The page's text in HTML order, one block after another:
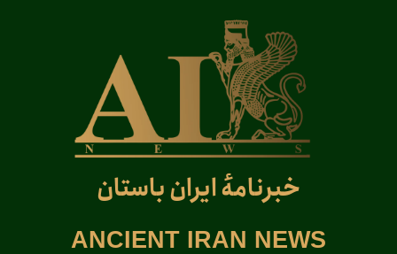
خبرنامهٔ ایران باستان
ANCIENT IRAN NEWS